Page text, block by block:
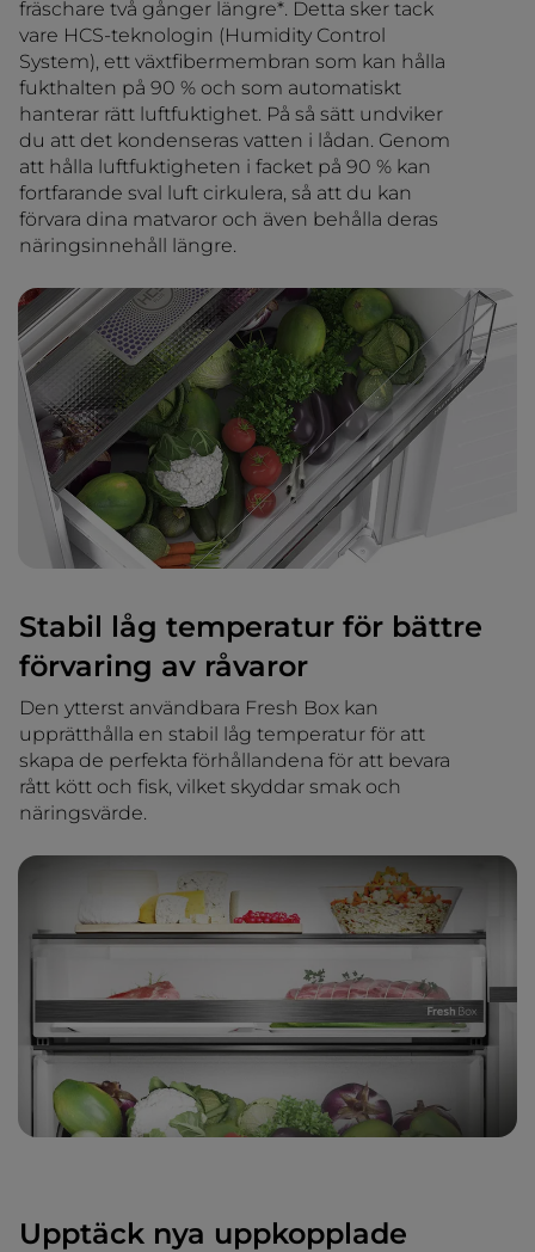
fräschare två gånger längre*. Detta sker tack
vare HCS-teknologin (Humidity Control
System), ett växtfibermembran som kan hålla
fukthalten på 90 % och som automatiskt
hanterar rätt luftfuktighet. På så sätt undviker
du att det kondenseras vatten i lådan. Genom
att hålla luftfuktigheten i facket på 90 % kan
fortfarande sval luft cirkulera, så att du kan
förvara dina matvaror och även behålla deras
näringsinnehåll längre.
Stabil låg temperatur för bättre
förvaring av råvaror
Den ytterst användbara Fresh Box kan
upprätthålla en stabil låg temperatur för att
skapa de perfekta förhållandena för att bevara
rått kött och fisk, vilket skyddar smak och
näringsvärde.
Upptäck nya uppkopplade